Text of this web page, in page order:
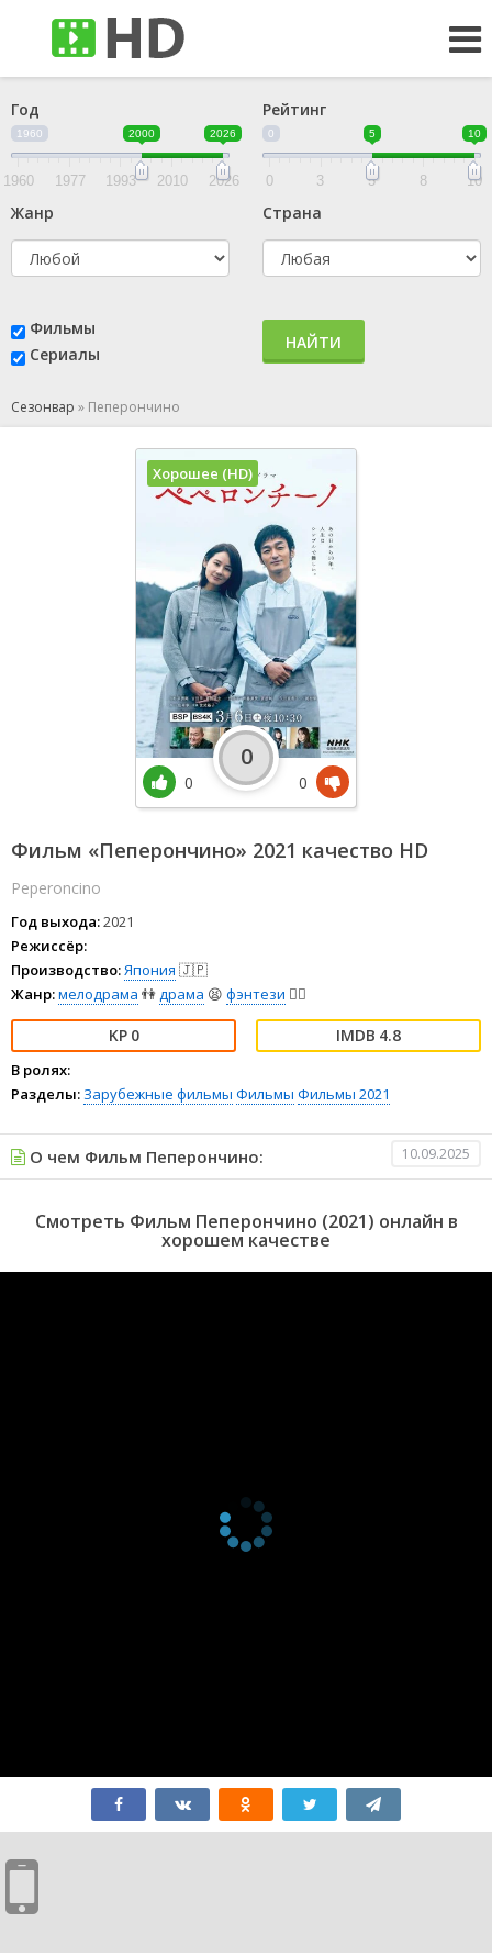
Год
1960 2000 2026
1960 1977 1993 2010 2026
Рейтинг
0 5 10
0 3 5 8 10
Жанр Страна
Фильмы
Сериалы
НАЙТИ
Сезонвар » Пеперончино
Фильм «Пеперончино» 2021 качество HD
Peperoncino
Год выхода:2021
Режиссёр:
Производство:Япония 🇯🇵
Жанр:мелодрама 👫драма 😫 фэнтези 🧝‍♂️
0 4.8
В ролях:
Разделы: Зарубежные фильмы Фильмы Фильмы 2021
Хорошее (HD)
0
0
0
О чем Фильм Пеперончино: 10.09.2025
Смотреть Фильм Пеперончино (2021) онлайн в
хорошем качестве